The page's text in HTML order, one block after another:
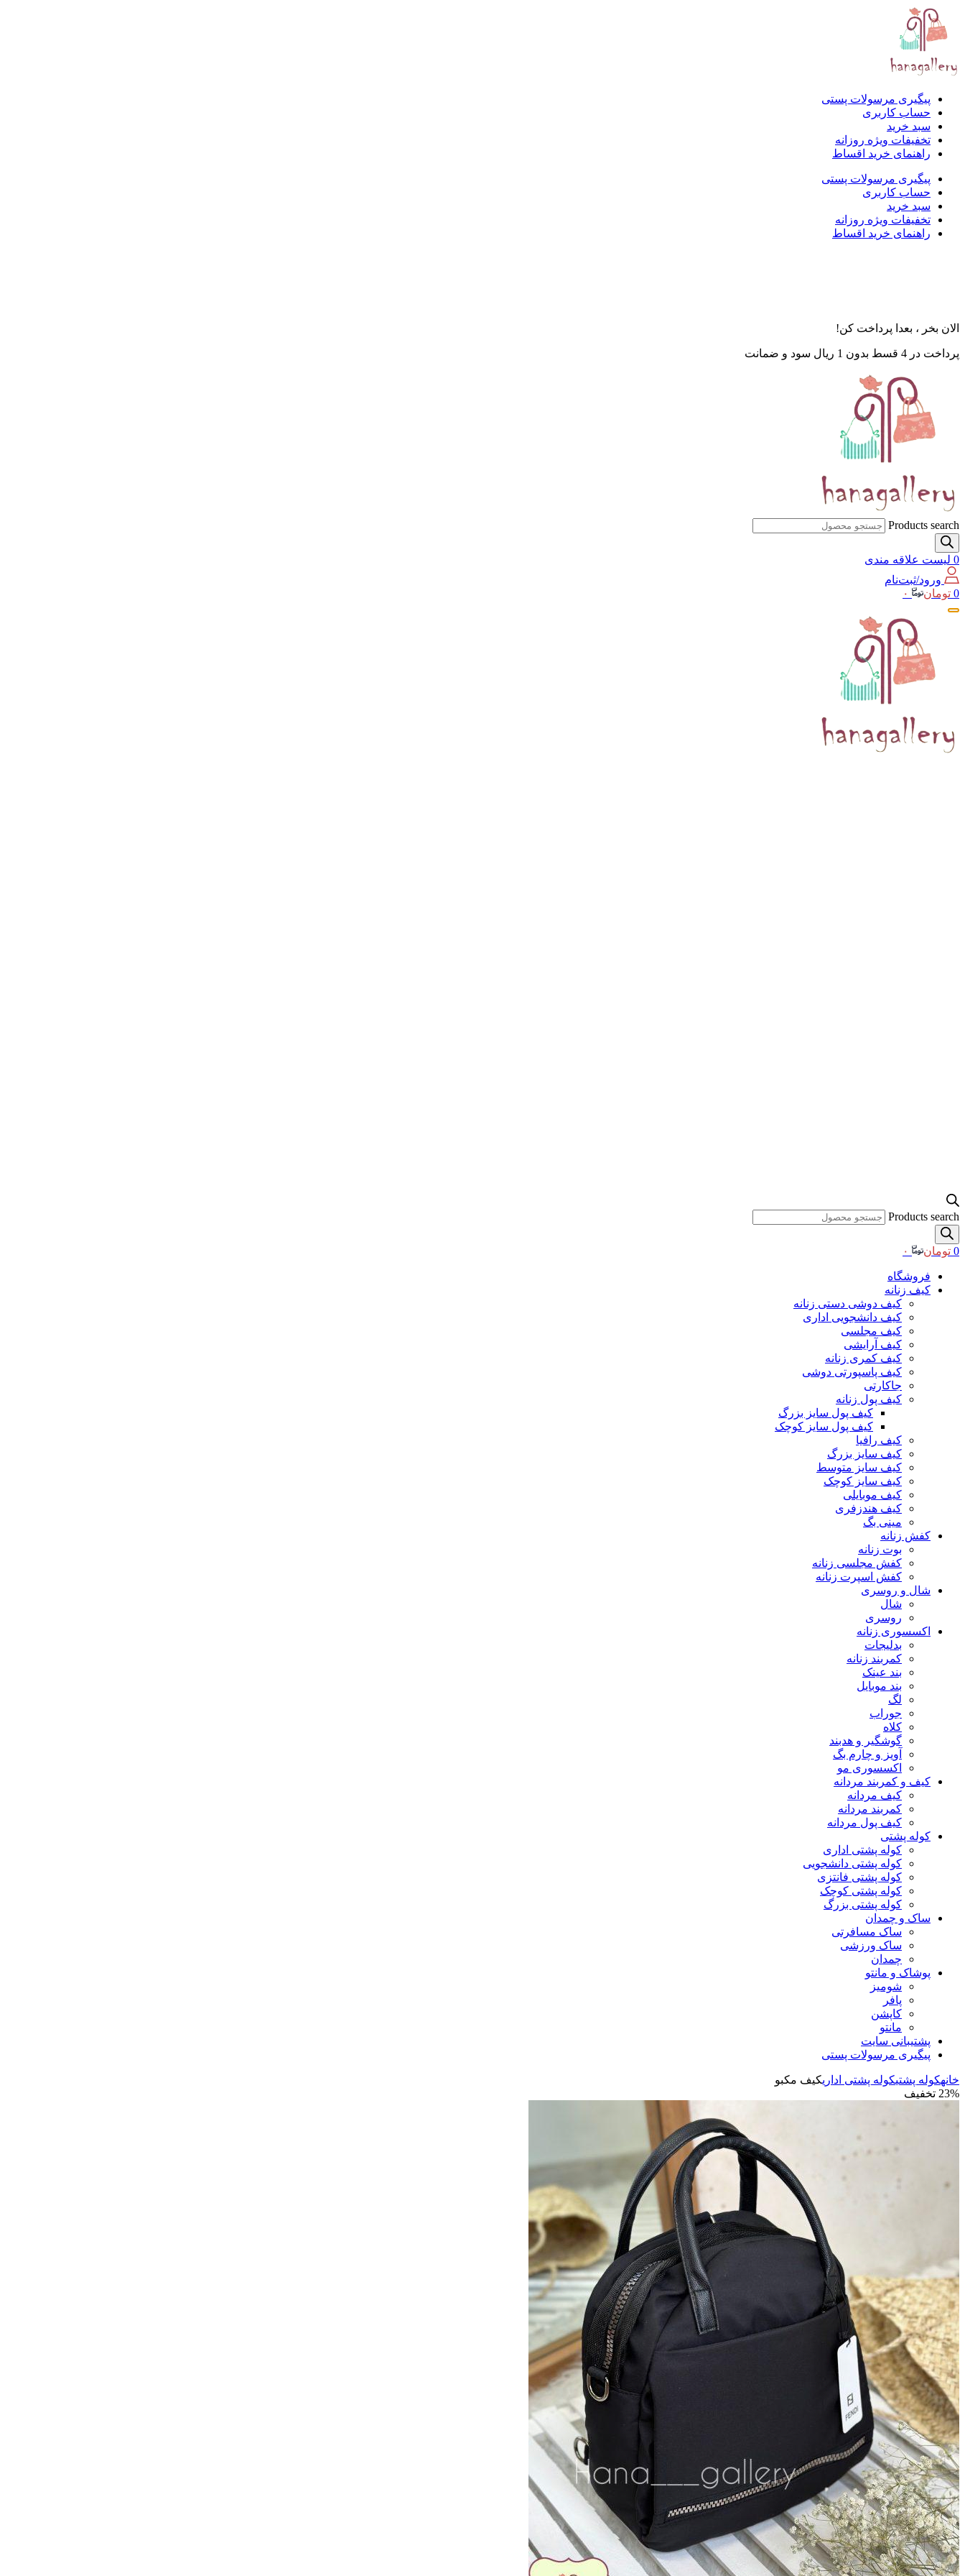
پیگیری مرسولات پستی
حساب کاربری
سبد خرید
تخفیفات ویژه روزانه
راهنمای خرید اقساط
پیگیری مرسولات پستی
حساب کاربری
سبد خرید
تخفیفات ویژه روزانه
راهنمای خرید اقساط
الان بخر ، بعدا پرداخت کن!
پرداخت در 4 قسط بدون 1 ریال سود و ضمانت
Products search
0 لیست علاقه مندی
ورود/ثبت‌نام
0 تومان
Products search
0 تومان
فروشگاه
کیف زنانه
کیف دوشی دستی زنانه
کیف دانشجویی اداری
کیف مجلسی
کیف آرایشی
کیف کمری زنانه
کیف پاسپورتی دوشی
جاکارتی
کیف پول زنانه
کیف پول سایز بزرگ
کیف پول سایز کوچک
کیف رافیا
کیف سایز بزرگ
کیف سایز متوسط
کیف سایز کوچک
کیف موبایلی
کیف هندزفری
مینی بگ
کفش زنانه
بوت زنانه
کفش مجلسی زنانه
کفش اسپرت زنانه
شال و روسری
شال
روسری
اکسسوری زنانه
بدلیجات
کمربند زنانه
بند عینک
بند موبایل
لگ
جوراب
کلاه
گوشگیر و هدبند
آویز و چارم بگ
اکسسوری مو
کیف و کمربند مردانه
کیف مردانه
کمربند مردانه
کیف پول مردانه
کوله پشتی
کوله پشتی اداری
کوله پشتی دانشجویی
کوله پشتی فانتزی
کوله پشتی کوچک
کوله پشتی بزرگ
ساک و چمدان
ساک مسافرتی
ساک ورزشی
چمدان
پوشاک و مانتو
شومیز
پافر
کاپشن
مانتو
پشتیبانی سایت
پیگیری مرسولات پستی
خانهکوله پشتیکوله پشتی اداریکیف مکبو
23% تخفیف